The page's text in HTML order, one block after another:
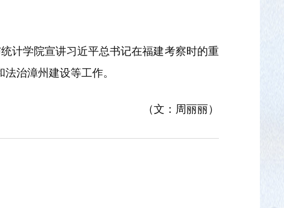
计学院宣讲习近平总书记在福建考察时的重
治漳州建设等工作。
（文：周丽丽）